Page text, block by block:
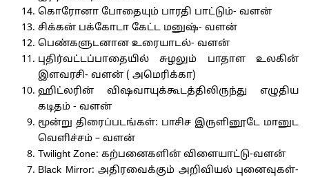
கொரோனா போதையும் பாரதி பாட்டும்- வளன்
சிக்கன் பக்கோடா கேட்ட மனுஷ்- வளன்
பெண்களுடனான உரையாடல்- வளன்
புதிர்வட்டப்பாதையில் சுழலும் பாதாள உலகின்
இளவரசி- வளன் ( அமெரிக்கா)
ஹிட்லரின் விஷவாயுக்கூடத்திலிருந்து எழுதிய
கடிதம் - வளன்
மூன்று திரைப்படங்கள்: பாசிச இருளினூடே மானுட
வெளிச்சம் – வளன்
Twilight Zone: கற்பனைகளின் விளையாட்டு-வளன்
Black Mirror: அதிரவைக்கும் அறிவியல் புனைவுகள்-